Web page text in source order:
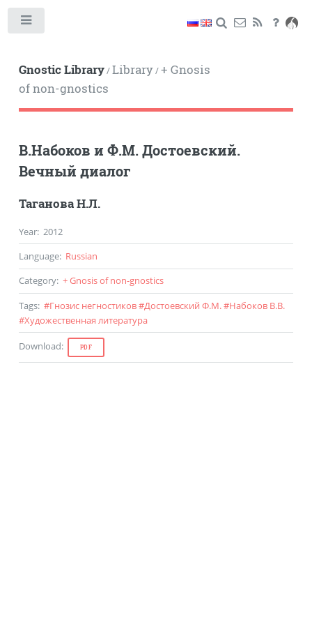
Gnostic Library/Library/+ Gnosis
of non-gnostics
В.Набоков и Ф.М. Достоевский.
Вечный диалог
Таганова Н.Л.
Year: 2012
Language: Russian
Category: + Gnosis of non-gnostics
Tags: #Гнозис негностиков#Достоевский Ф.М.#Набоков В.В.
#Художественная литература
Download: PDF